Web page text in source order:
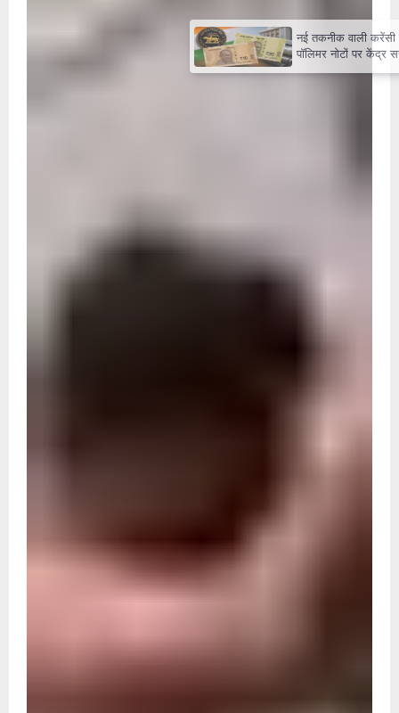
×
नई तकनीक वाली करेंसी की तैयारी,
पॉलिमर नोटों पर केंद्र सरकार की
मुहर,जल्द बाजार में दिखेंगे प्लास्टिक के